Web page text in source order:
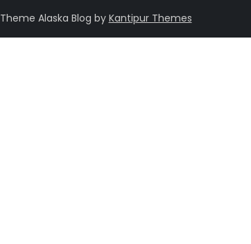
Theme Alaska Blog by Kantipur Themes